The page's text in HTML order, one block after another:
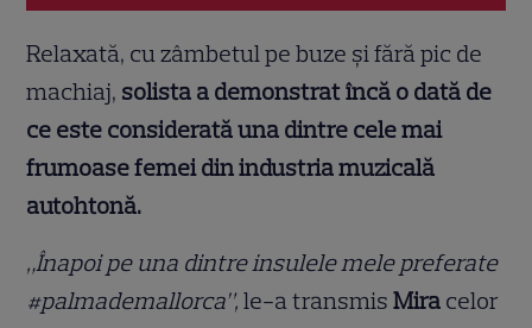
Relaxată, cu zâmbetul pe buze și fără pic de
machiaj, solista a demonstrat încă o dată de
ce este considerată una dintre cele mai
frumoase femei din industria muzicală
autohtonă.
„Înapoi pe una dintre insulele mele preferate
#palmademallorca”, le-a transmisMira celor